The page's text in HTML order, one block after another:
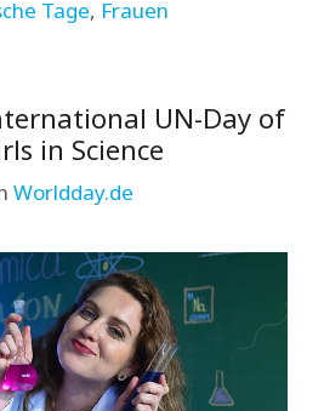
Tage, Frauen
UN-Day of
in Science
Worldday.de